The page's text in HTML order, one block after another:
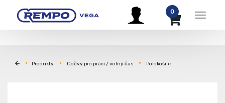
Menu
0
Produkty Oděvy pro práci / volný čas Polokošile